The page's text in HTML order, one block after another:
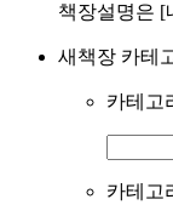
책장설명은 [
새책장 카테
카테고
카테고